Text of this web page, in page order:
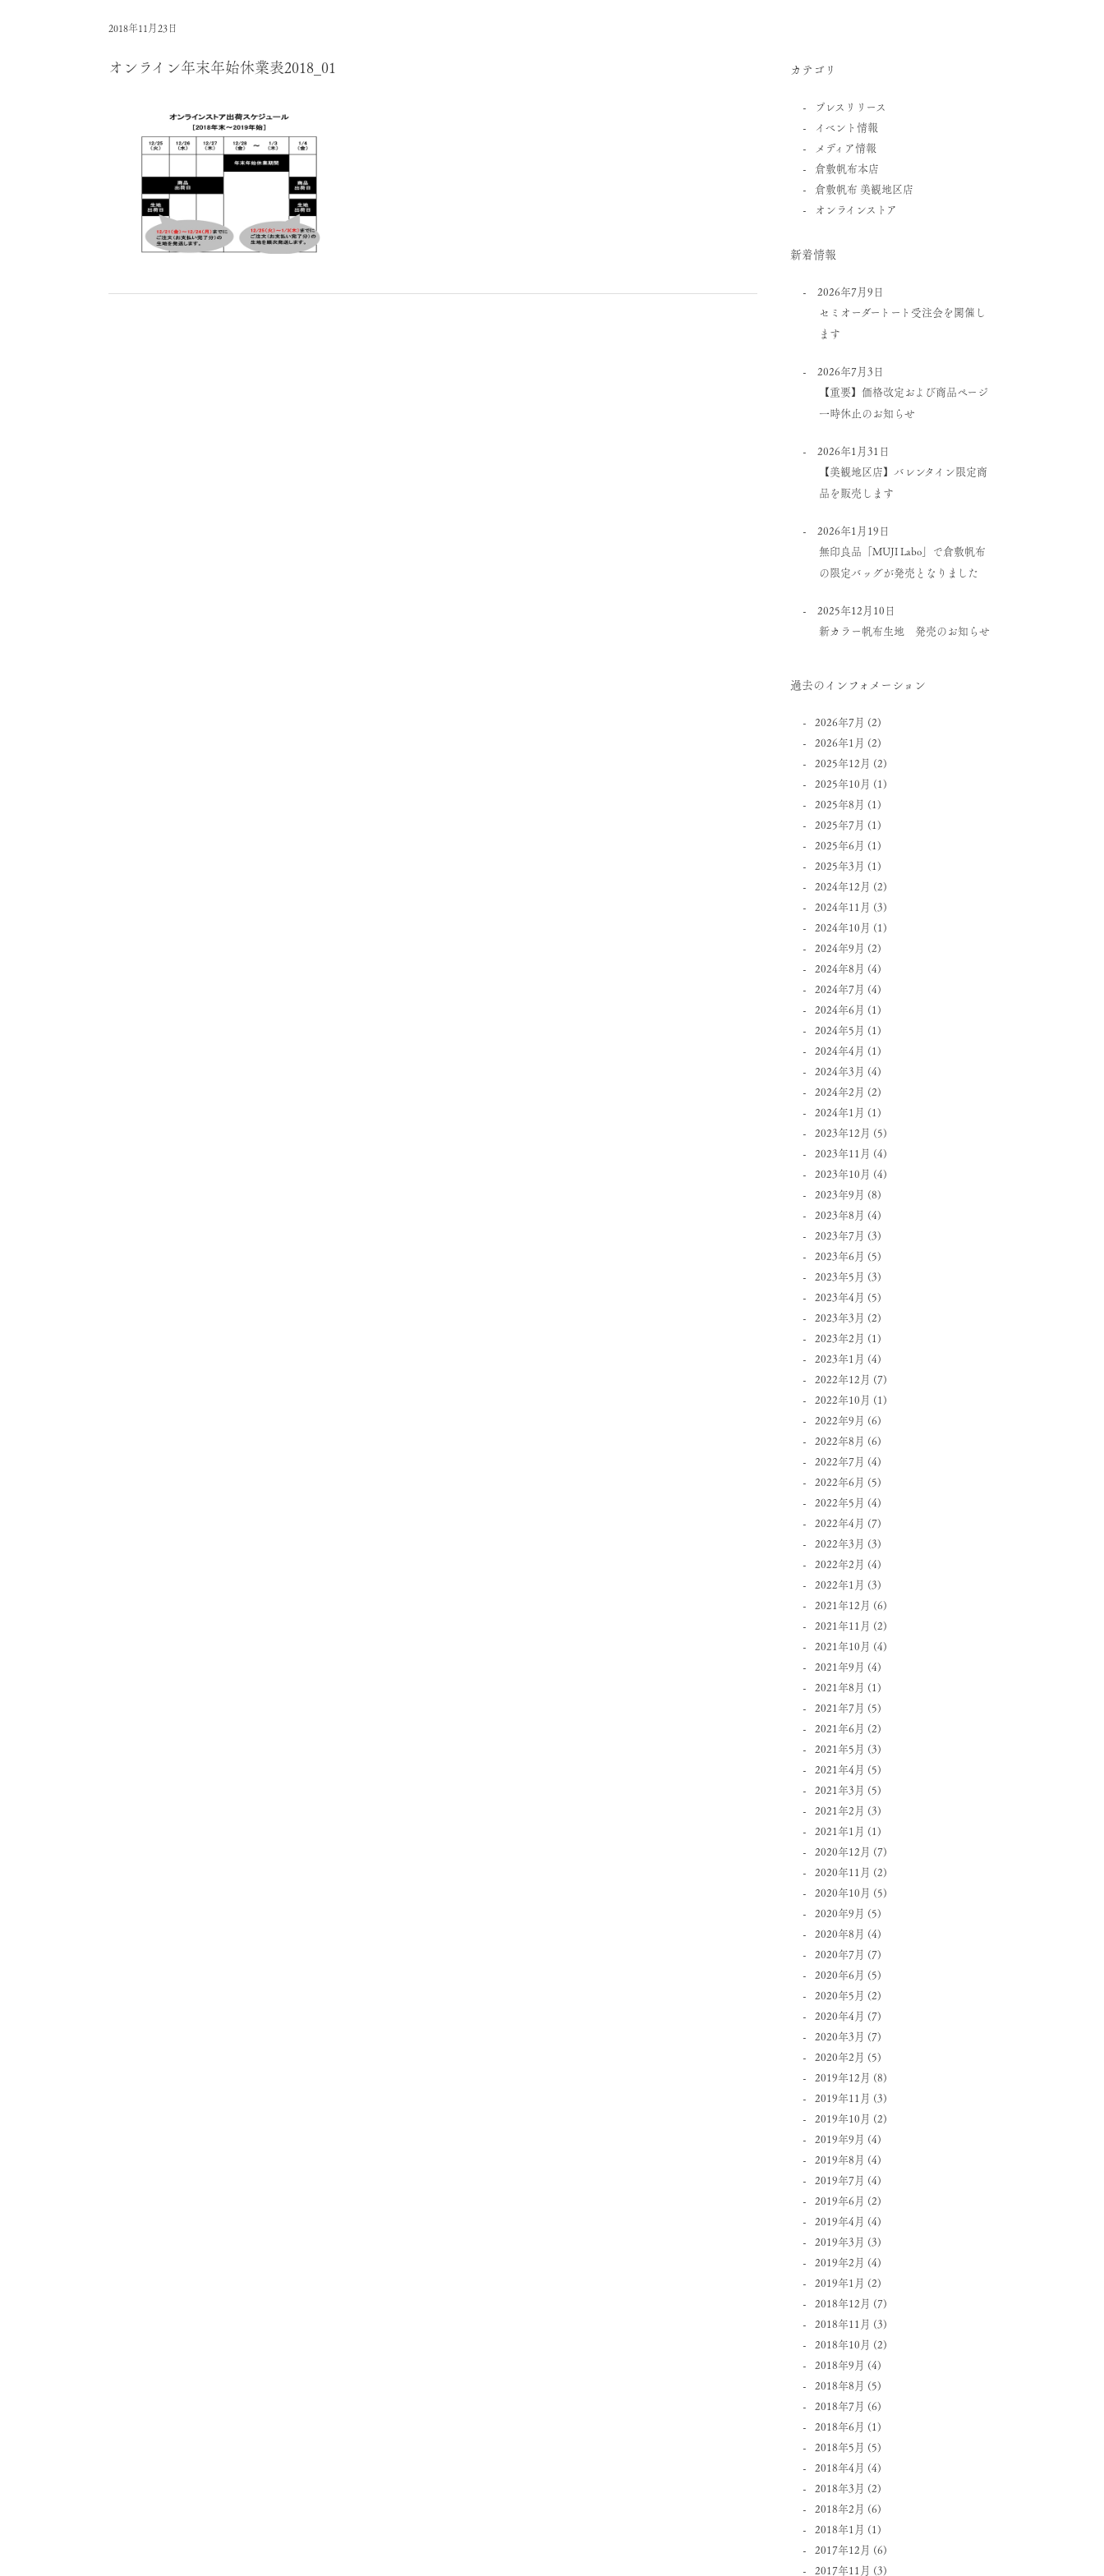
2018年11月23日
オンライン年末年始休業表2018_01 カテゴリ
プレスリリース
イベント情報
メディア情報
倉敷帆布本店
倉敷帆布 美観地区店
オンラインストア
新着情報
2026年7月9日
セミオーダートート受注会を開催し
ます
2026年7月3日
【重要】価格改定および商品ページ
一時休止のお知らせ
2026年1月31日
【美観地区店】バレンタイン限定商
品を販売します
2026年1月19日
無印良品「MUJI Labo」で倉敷帆布
の限定バッグが発売となりました
2025年12月10日
新カラー帆布生地 発売のお知らせ
過去のインフォメーション
2026年7月 (2)
2026年1月 (2)
2025年12月 (2)
2025年10月 (1)
2025年8月 (1)
2025年7月 (1)
2025年6月 (1)
2025年3月 (1)
2024年12月 (2)
2024年11月 (3)
2024年10月 (1)
2024年9月 (2)
2024年8月 (4)
2024年7月 (4)
2024年6月 (1)
2024年5月 (1)
2024年4月 (1)
2024年3月 (4)
2024年2月 (2)
2024年1月 (1)
2023年12月 (5)
2023年11月 (4)
2023年10月 (4)
2023年9月 (8)
2023年8月 (4)
2023年7月 (3)
2023年6月 (5)
2023年5月 (3)
2023年4月 (5)
2023年3月 (2)
2023年2月 (1)
2023年1月 (4)
2022年12月 (7)
2022年10月 (1)
2022年9月 (6)
2022年8月 (6)
2022年7月 (4)
2022年6月 (5)
2022年5月 (4)
2022年4月 (7)
2022年3月 (3)
2022年2月 (4)
2022年1月 (3)
2021年12月 (6)
2021年11月 (2)
2021年10月 (4)
2021年9月 (4)
2021年8月 (1)
2021年7月 (5)
2021年6月 (2)
2021年5月 (3)
2021年4月 (5)
2021年3月 (5)
2021年2月 (3)
2021年1月 (1)
2020年12月 (7)
2020年11月 (2)
2020年10月 (5)
2020年9月 (5)
2020年8月 (4)
2020年7月 (7)
2020年6月 (5)
2020年5月 (2)
2020年4月 (7)
2020年3月 (7)
2020年2月 (5)
2019年12月 (8)
2019年11月 (3)
2019年10月 (2)
2019年9月 (4)
2019年8月 (4)
2019年7月 (4)
2019年6月 (2)
2019年4月 (4)
2019年3月 (3)
2019年2月 (4)
2019年1月 (2)
2018年12月 (7)
2018年11月 (3)
2018年10月 (2)
2018年9月 (4)
2018年8月 (5)
2018年7月 (6)
2018年6月 (1)
2018年5月 (5)
2018年4月 (4)
2018年3月 (2)
2018年2月 (6)
2018年1月 (1)
2017年12月 (6)
2017年11月 (3)